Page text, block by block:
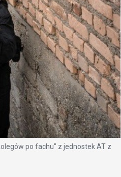
po fachu" z jednostek AT z